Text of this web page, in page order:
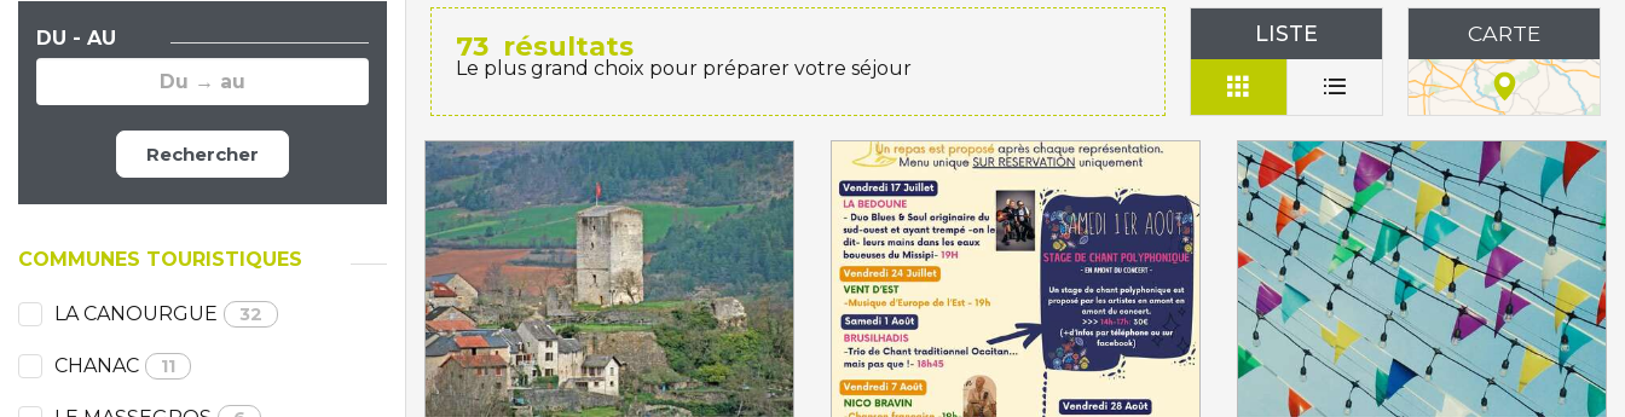
DU - AU
Rechercher
COMMUNES TOURISTIQUES
LA CANOURGUE 32
CHANAC 11
73 résultats
Le plus grand choix pour préparer votre séjour
LISTE CARTE